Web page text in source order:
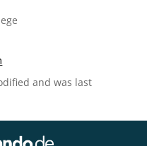
and was last